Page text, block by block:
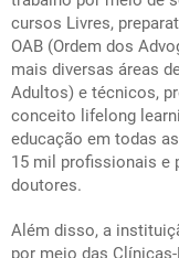
cursos Livres,
OAB (Ordem dos
mais diversas áreas
Adultos) e técnicos,
conceito lifelong
educação em todas
15 mil profissionais e
doutores.
Além disso, a
por meio das